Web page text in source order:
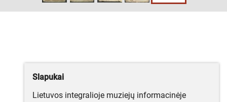
Slapukai
Lietuvos integralioje muziejų informacinėje